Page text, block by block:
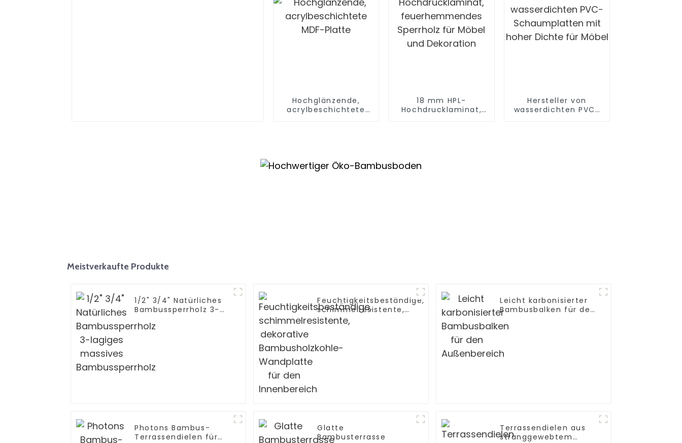
Hochglänzende,
acrylbeschichtete
18 mm HPL-
Hochdrucklaminat,
Hersteller von
wasserdichten PVC-
Meistverkaufte Produkte
1/2" 3/4" Natürliches
Bambussperrholz 3-
Bambussperrholz
Feuchtigkeitsbeständige,
schimmelresistente,
dekorative
Bambusholzkohle-
Innenbereich
Leicht karbonisierter
Bambusbalken für den
Außenbereich
Photons Bambus-
Terrassendielen für
Glatte
Bambusterrasse
Terrassendielen aus
stranggewebtem